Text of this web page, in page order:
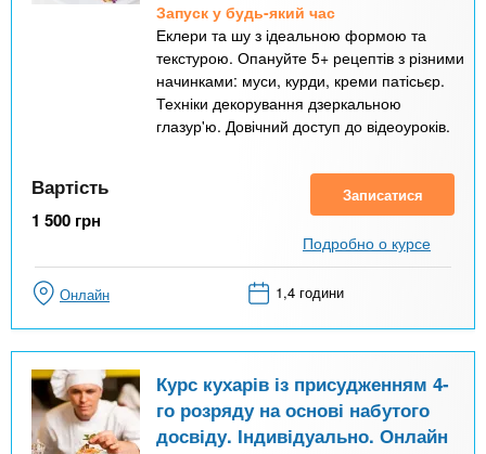
Запуск у будь-який час
Еклери та шу з ідеальною формою та
текстурою. Опануйте 5+ рецептів з різними
начинками: муси, курди, креми патісьєр.
Техніки декорування дзеркальною
глазур'ю. Довічний доступ до відеоуроків.
Вартість
1 500 грн
Записатися
Подробно о курсе
Онлайн 1,4 години
Курс кухарів із присудженням 4-
го розряду на основі набутого
досвіду. Індивідуально. Онлайн